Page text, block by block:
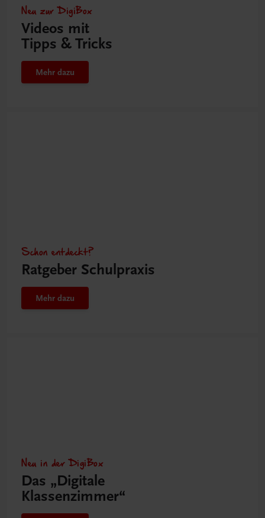
Neu zur DigiBox
Videos mit
Tipps & Tricks
Mehr dazu
Schon entdeckt?
Ratgeber Schulpraxis
Mehr dazu
Neu in der DigiBox
Das „Digitale
Klassenzimmer“